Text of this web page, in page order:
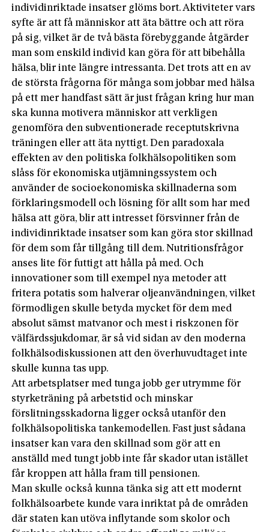
individinriktade insatser glöms bort. Aktiviteter vars
syfte är att få människor att äta bättre och att röra
på sig, vilket är de två bästa förebyggande åtgärder
man som enskild individ kan göra för att bibehålla
hälsa, blir inte längre intressanta. Det trots att en av
de största frågorna för många som jobbar med hälsa
på ett mer handfast sätt är just frågan kring hur man
ska kunna motivera människor att verkligen
genomföra den subventionerade receptutskrivna
träningen eller att äta nyttigt. Den paradoxala
effekten av den politiska folkhälsopolitiken som
slåss för ekonomiska utjämningssystem och
använder de socioekonomiska skillnaderna som
förklaringsmodell och lösning för allt som har med
hälsa att göra, blir att intresset försvinner från de
individinriktade insatser som kan göra stor skillnad
för dem som får tillgång till dem. Nutritionsfrågor
anses lite för futtigt att hålla på med. Och
innovationer som till exempel nya metoder att
fritera potatis som halverar oljeanvändningen, vilket
förmodligen skulle betyda mycket för dem med
absolut sämst matvanor och mest i riskzonen för
välfärdssjukdomar, är så vid sidan av den moderna
folkhälsodiskussionen att den överhuvudtaget inte
skulle kunna tas upp.
Att arbetsplatser med tunga jobb ger utrymme för
styrketräning på arbetstid och minskar
förslitningsskadorna ligger också utanför den
folkhälsopolitiska tankemodellen. Fast just sådana
insatser kan vara den skillnad som gör att en
anställd med tungt jobb inte får skador utan istället
får kroppen att hålla fram till pensionen.
Man skulle också kunna tänka sig att ett modernt
folkhälsoarbete kunde vara inriktat på de områden
där staten kan utöva inflytande som skolor och